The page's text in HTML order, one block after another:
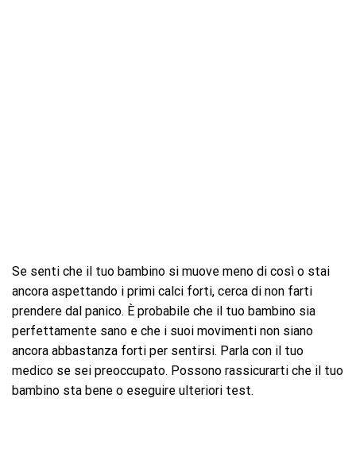
Se senti che il tuo bambino si muove meno di così o stai
ancora aspettando i primi calci forti, cerca di non farti
prendere dal panico. È probabile che il tuo bambino sia
perfettamente sano e che i suoi movimenti non siano
ancora abbastanza forti per sentirsi. Parla con il tuo
medico se sei preoccupato. Possono rassicurarti che il tuo
bambino sta bene o eseguire ulteriori test.